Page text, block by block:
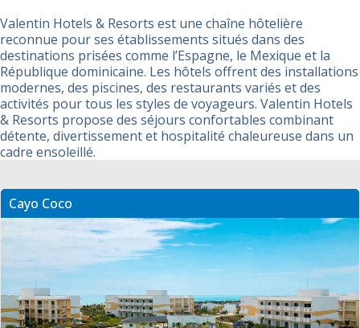
Valentin Hotels & Resorts est une chaîne hôtelière
reconnue pour ses établissements situés dans des
destinations prisées comme l’Espagne, le Mexique et la
République dominicaine. Les hôtels offrent des installations
modernes, des piscines, des restaurants variés et des
activités pour tous les styles de voyageurs. Valentin Hotels
& Resorts propose des séjours confortables combinant
détente, divertissement et hospitalité chaleureuse dans un
cadre ensoleillé.
Cayo Coco